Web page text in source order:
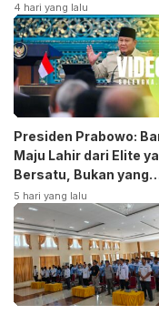
4 hari yang lalu
Presiden Prabowo:
Maju Lahir dari Elite
Bersatu, Bukan yang
Terpecah
5 hari yang lalu